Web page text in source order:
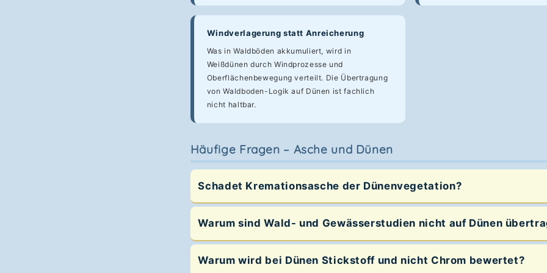
Windverlagerung statt Anreicherung
Was in Waldböden akkumuliert, wird in
Weißdünen durch Windprozesse und
Oberflächenbewegung verteilt. Die Übertragung
von Waldboden-Logik auf Dünen ist fachlich
nicht haltbar.
Häufige Fragen – Asche und Dünen
Schadet Kremationsasche der Dünenvegetation?
Warum sind Wald- und Gewässerstudien nicht auf Dünen
Warum wird bei Dünen Stickstoff und nicht Chrom bewertet?